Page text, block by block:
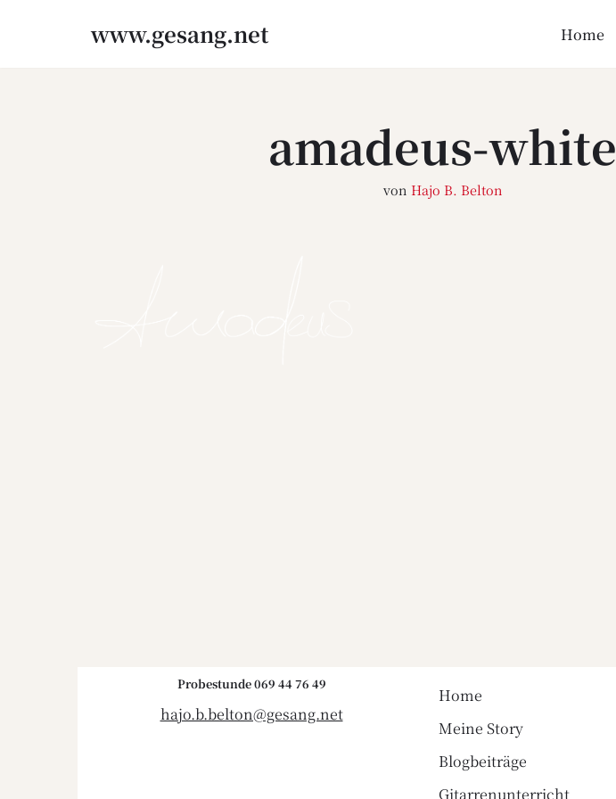
www.gesang.net Home
amadeus-white
von Hajo B. Belton
Probestunde 069 44 76 49
hajo.b.belton@gesang.net
Home
Meine Story
Blogbeiträge
Gitarrenunterricht